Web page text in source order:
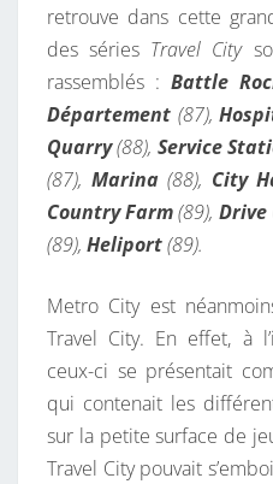
retrouve dans cette
des séries Travel City
rassemblés : Battle
Département (87),
Quarry(88), Service
(87), Marina(88), City
Country Farm(89), Drive
(89), Heliport(89).
Metro City est
Travel City. En effet, à
ceux-ci se présentait
qui contenait les
sur la petite surface de
Travel City pouvait